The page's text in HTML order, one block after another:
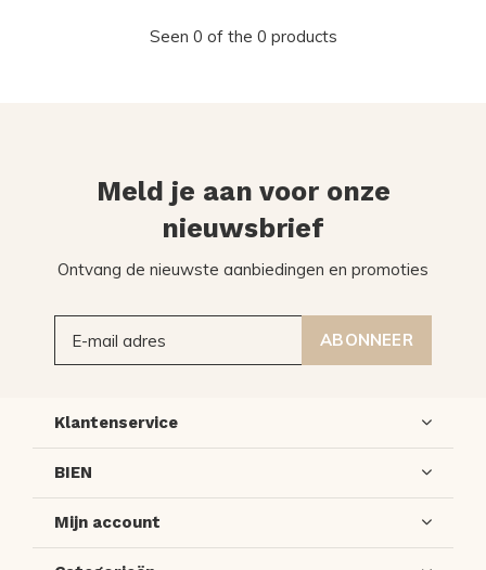
Seen 0 of the 0 products
Meld je aan voor onze
nieuwsbrief
Ontvang de nieuwste aanbiedingen en promoties
ABONNEER
Klantenservice
BIEN
Mijn account